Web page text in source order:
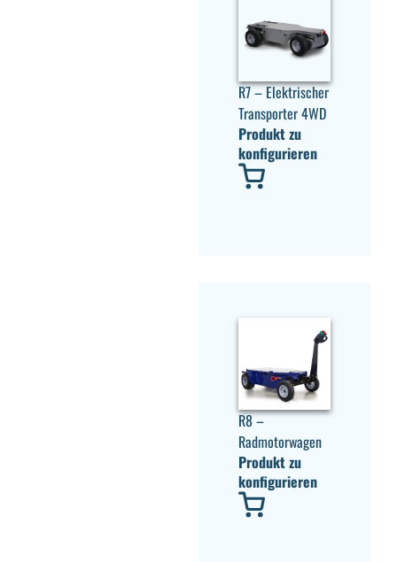
R7 – Elektrischer
Transporter 4WD
Produkt zu
konfigurieren
R8 –
Radmotorwagen
Produkt zu
konfigurieren